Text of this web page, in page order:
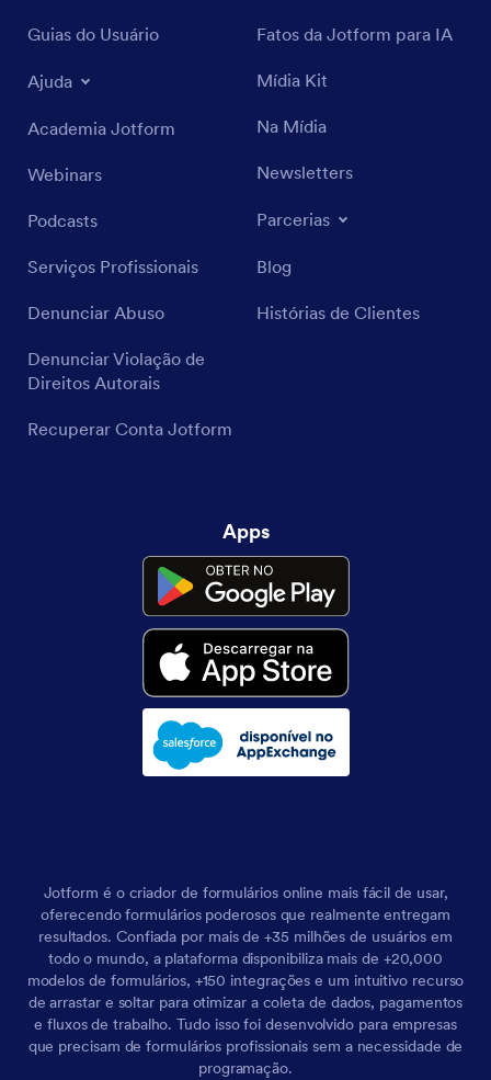
Guias do Usuário
Ajuda
Academia Jotform
Webinars
Podcasts
Serviços Profissionais
Denunciar Abuso
Denunciar Violação de
Direitos Autorais
Recuperar Conta Jotform
Fatos da Jotform para IA
Mídia Kit
Na Mídia
Newsletters
Parcerias
Blog
Histórias de Clientes
Apps
Jotform é o criador de formulários online mais fácil de usar,
oferecendo formulários poderosos que realmente entregam
resultados. Confiada por mais de +35 milhões de usuários em
todo o mundo, a plataforma disponibiliza mais de +20,000
modelos de formulários, +150 integrações e um intuitivo recurso
de arrastar e soltar para otimizar a coleta de dados, pagamentos
e fluxos de trabalho. Tudo isso foi desenvolvido para empresas
que precisam de formulários profissionais sem a necessidade de
programação.